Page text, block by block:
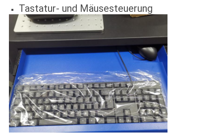
Tastatur- und Mäusesteuerung